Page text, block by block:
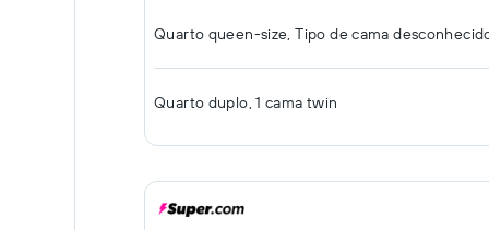
Quarto queen-size, Tipo de cama
Quarto duplo, 1 cama twin